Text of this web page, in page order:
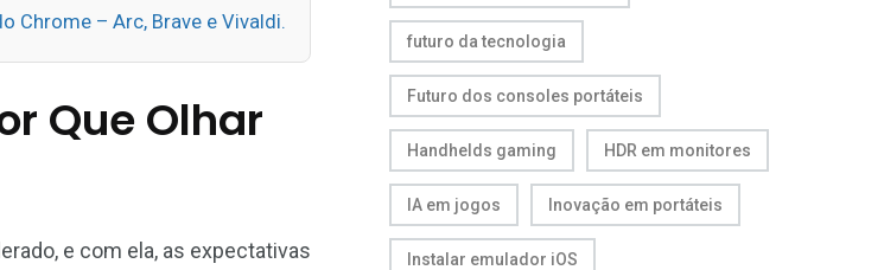
Chrome – Arc, Brave e Vivaldi.
Que Olhar
e com ela, as expectativas
futuro da tecnologia
Futuro dos consoles portáteis
Handhelds gaming HDR em monitores
IA em jogos Inovação em portáteis
Instalar emulador iOS